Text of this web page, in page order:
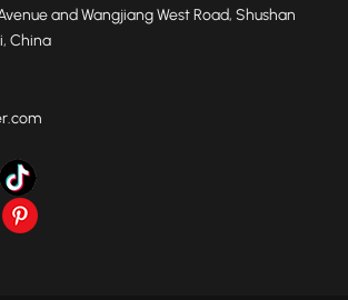
and Wangjiang West Road, Shushan
China